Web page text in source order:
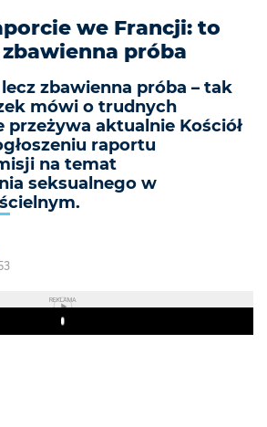
we Francji: to
próba
zbawienna próba – tak
mówi o trudnych
aktualnie Kościół
raportu
na temat
seksualnego w
REKLAMA
Play